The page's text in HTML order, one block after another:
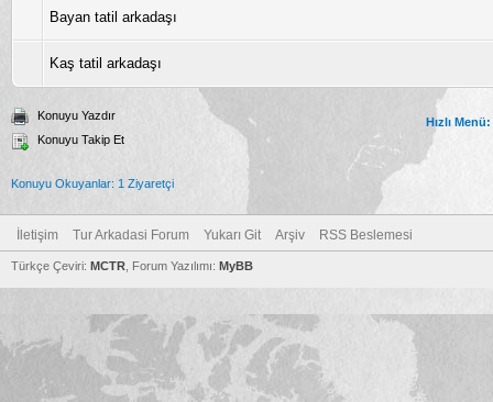
Bayan tatil arkadaşı
Kaş tatil arkadaşı
Konuyu Yazdır
Konuyu Takip Et
Hızlı Menü:
Konuyu Okuyanlar: 1 Ziyaretçi
İletişim Tur Arkadasi Forum Yukarı Git Arşiv RSS Beslemesi
Türkçe Çeviri: MCTR , Forum Yazılımı: MyBB